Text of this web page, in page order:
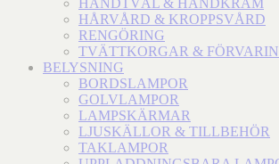
HANDTVÅL & HANDKRÄM
HÅRVÅRD & KROPPSVÅRD
RENGÖRING
TVÄTTKORGAR &
BELYSNING
BORDSLAMPOR
GOLVLAMPOR
LAMPSKÄRMAR
LJUSKÄLLOR & TILLBEHÖR
TAKLAMPOR